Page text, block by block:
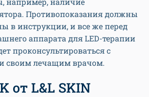
Противопоказания должны
в инструкции, и все же перед
аппарата для LED-терапии
проконсультироваться с
своим лечащим врачом.
от L&L SKIN